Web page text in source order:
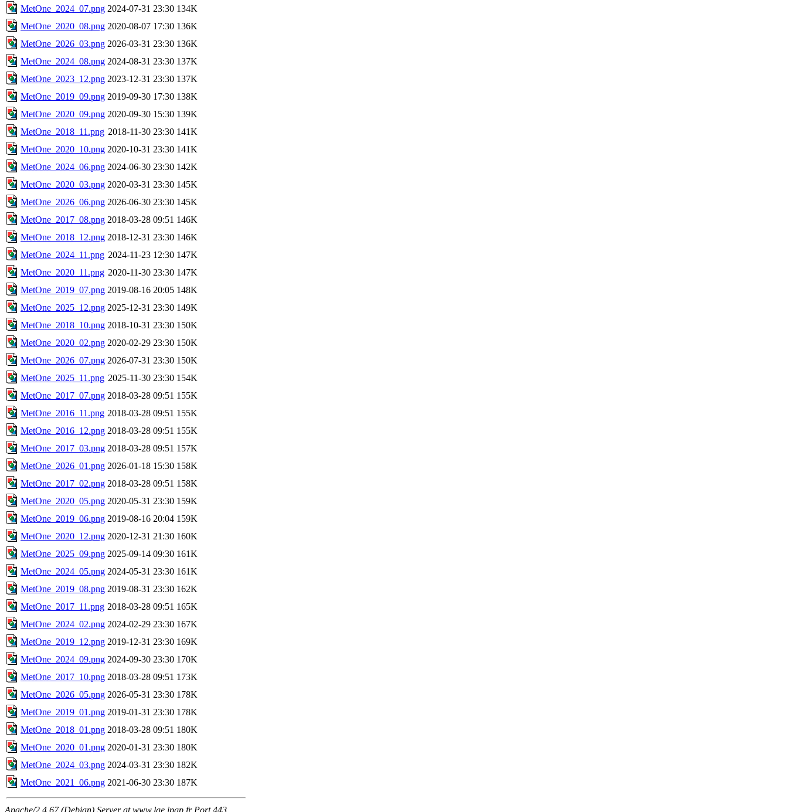
MetOne_2024_07.png 2024-07-31 23:30 134K
MetOne_2020_08.png 2020-08-07 17:30 136K
MetOne_2026_03.png 2026-03-31 23:30 136K
MetOne_2024_08.png 2024-08-31 23:30 137K
MetOne_2023_12.png 2023-12-31 23:30 137K
MetOne_2019_09.png 2019-09-30 17:30 138K
MetOne_2020_09.png 2020-09-30 15:30 139K
MetOne_2018_11.png 2018-11-30 23:30 141K
MetOne_2020_10.png 2020-10-31 23:30 141K
MetOne_2024_06.png 2024-06-30 23:30 142K
MetOne_2020_03.png 2020-03-31 23:30 145K
MetOne_2026_06.png 2026-06-30 23:30 145K
MetOne_2017_08.png 2018-03-28 09:51 146K
MetOne_2018_12.png 2018-12-31 23:30 146K
MetOne_2024_11.png 2024-11-23 12:30 147K
MetOne_2020_11.png 2020-11-30 23:30 147K
MetOne_2019_07.png 2019-08-16 20:05 148K
MetOne_2025_12.png 2025-12-31 23:30 149K
MetOne_2018_10.png 2018-10-31 23:30 150K
MetOne_2020_02.png 2020-02-29 23:30 150K
MetOne_2026_07.png 2026-07-31 23:30 150K
MetOne_2025_11.png 2025-11-30 23:30 154K
MetOne_2017_07.png 2018-03-28 09:51 155K
MetOne_2016_11.png 2018-03-28 09:51 155K
MetOne_2016_12.png 2018-03-28 09:51 155K
MetOne_2017_03.png 2018-03-28 09:51 157K
MetOne_2026_01.png 2026-01-18 15:30 158K
MetOne_2017_02.png 2018-03-28 09:51 158K
MetOne_2020_05.png 2020-05-31 23:30 159K
MetOne_2019_06.png 2019-08-16 20:04 159K
MetOne_2020_12.png 2020-12-31 21:30 160K
MetOne_2025_09.png 2025-09-14 09:30 161K
MetOne_2024_05.png 2024-05-31 23:30 161K
MetOne_2019_08.png 2019-08-31 23:30 162K
MetOne_2017_11.png 2018-03-28 09:51 165K
MetOne_2024_02.png 2024-02-29 23:30 167K
MetOne_2019_12.png 2019-12-31 23:30 169K
MetOne_2024_09.png 2024-09-30 23:30 170K
MetOne_2017_10.png 2018-03-28 09:51 173K
MetOne_2026_05.png 2026-05-31 23:30 178K
MetOne_2019_01.png 2019-01-31 23:30 178K
MetOne_2018_01.png 2018-03-28 09:51 180K
MetOne_2020_01.png 2020-01-31 23:30 180K
MetOne_2024_03.png 2024-03-31 23:30 182K
MetOne_2021_06.png 2021-06-30 23:30 187K
Apache/2.4.67 (Debian) Server at www.lge.ipgp.fr Port 443